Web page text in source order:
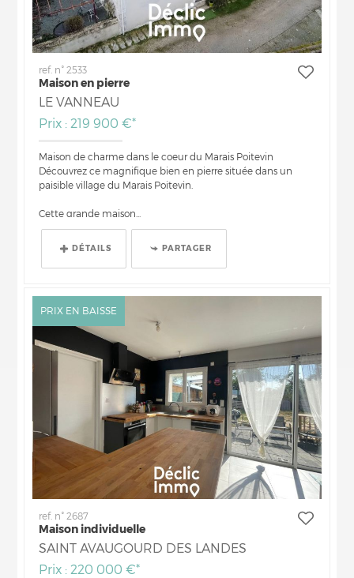
ref. n° 2533
Maison en pierre
LE VANNEAU
Prix : 219 900 €*
Maison de charme dans le coeur du Marais Poitevin
Découvrez ce magnifique bien en pierre située dans un
paisible village du Marais Poitevin.
Cette grande maison...
DÉTAILS PARTAGER
PRIX EN BAISSE
ref. n° 2687
Maison individuelle
SAINT AVAUGOURD DES LANDES
Prix : 220 000 €*